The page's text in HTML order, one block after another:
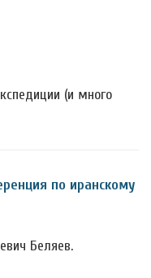
(и много
по иранскому
Беляев.